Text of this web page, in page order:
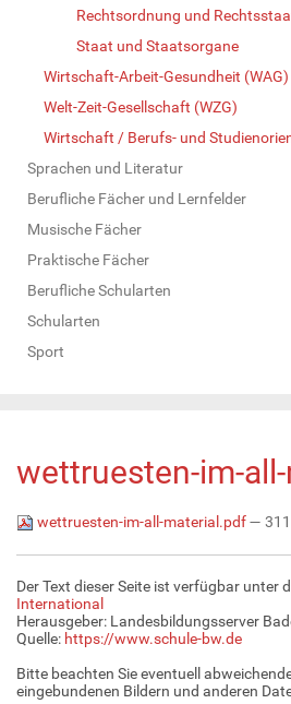
Rechtsordnung und
Staat und Staatsorgane
Wirtschaft-Arbeit-Gesundheit (WAG)
Welt-Zeit-Gesellschaft (WZG)
Wirtschaft / Berufs- und
Sprachen und Literatur
Berufliche Fächer und Lernfelder
Musische Fächer
Praktische Fächer
Berufliche Schularten
Schularten
Sport
wettruesten-im-
wettruesten-im-all-material.pdf—
Der Text dieser Seite ist verfügbar unter
International
Herausgeber: Landesbildungsserver
Quelle: https://www.schule-bw.de
Bitte beachten Sie eventuell
eingebundenen Bildern und anderen